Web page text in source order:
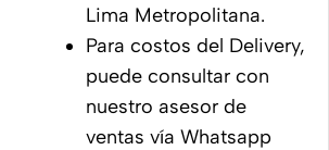
Lima Metropolitana.
Para costos del Delivery,
puede consultar con
nuestro asesor de
ventas vía Whatsapp